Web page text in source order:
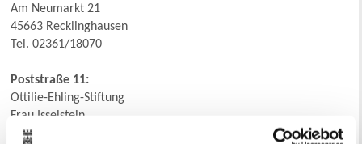
Am Neumarkt 21
45663 Recklinghausen
Tel. 02361/18070
Poststraße 11:
Ottilie-Ehling-Stiftung
Frau Isselstein
Poststraße 7